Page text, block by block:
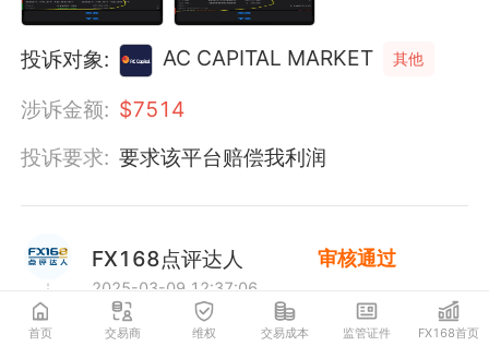
投诉对象: AC CAPITAL MARKET 其他
涉诉金额: $7514
投诉要求: 要求该平台赔偿我利润
FX168点评达人 审核通过
2025-03-09 12:37:06
首页 交易商 维权 交易成本 监管证件 FX168首页